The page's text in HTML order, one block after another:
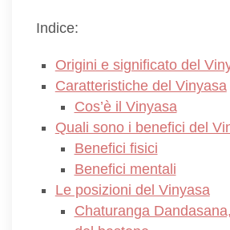
Indice:
Origini e significato del
Caratteristiche del Vinyasa
Cos’è il Vinyasa
Quali sono i benefici del
Benefici fisici
Benefici mentali
Le posizioni del Vinyasa
Chaturanga